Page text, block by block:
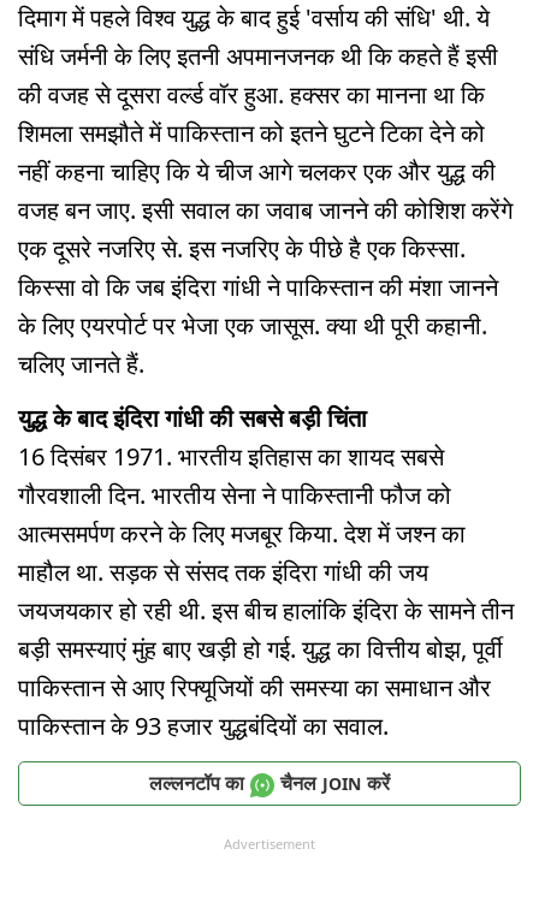
दिमाग में पहले विश्व युद्ध के बाद हुई 'वर्साय की संधि' थी. ये
संधि जर्मनी के लिए इतनी अपमानजनक थी कि कहते हैं इसी
की वजह से दूसरा वर्ल्ड वॉर हुआ. हक्सर का मानना था कि
शिमला समझौते में पाकिस्तान को इतने घुटने टिका देने को
नहीं कहना चाहिए कि ये चीज आगे चलकर एक और युद्ध की
वजह बन जाए. इसी सवाल का जवाब जानने की कोशिश करेंगे
एक दूसरे नजरिए से. इस नजरिए के पीछे है एक किस्सा.
किस्सा वो कि जब इंदिरा गांधी ने पाकिस्तान की मंशा जानने
के लिए एयरपोर्ट पर भेजा एक जासूस. क्या थी पूरी कहानी.
चलिए जानते हैं.
युद्ध के बाद इंदिरा गांधी की सबसे बड़ी चिंता
16 दिसंबर 1971. भारतीय इतिहास का शायद सबसे
गौरवशाली दिन. भारतीय सेना ने पाकिस्तानी फौज को
आत्मसमर्पण करने के लिए मजबूर किया. देश में जश्न का
माहौल था. सड़क से संसद तक इंदिरा गांधी की जय
जयजयकार हो रही थी. इस बीच हालांकि इंदिरा के सामने तीन
बड़ी समस्याएं मुंह बाए खड़ी हो गई. युद्ध का वित्तीय बोझ, पूर्वी
पाकिस्तान से आए रिफ्यूजियों की समस्या का समाधान और
पाकिस्तान के 93 हजार युद्धबंदियों का सवाल.
लल्लनटॉप का चैनल JOIN करें
Advertisement